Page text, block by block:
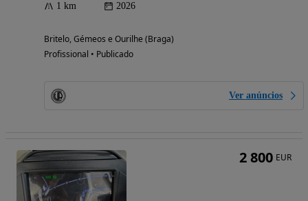
1 km 2026
Britelo, Gémeos e Ourilhe (Braga)
Profissional • Publicado
Ver anúncios
2 800 EUR